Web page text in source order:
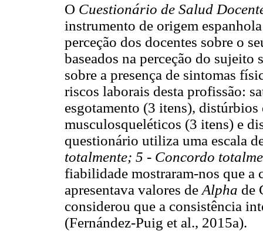
O Cuestionário de Salud
instrumento de origem
perceção dos docentes sobre o
baseados na perceção do
sobre a presença de sintomas
riscos laborais desta profissão:
esgotamento (3 itens),
musculosqueléticos (3 itens) e
questionário utiliza uma escala
totalmente; 5 - Concordo
fiabilidade mostraram-nos que a
apresentava valores de Alpha de
considerou que a consistência
(Fernández-Puig et al., 2015a).